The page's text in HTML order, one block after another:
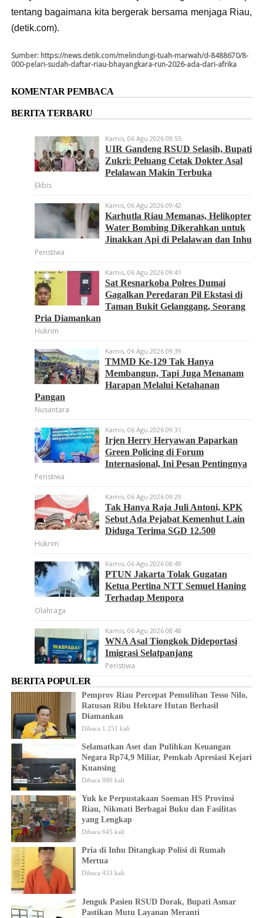
tentang bagaimana kita bergerak bersama menjaga Riau,
(detik.com).
Sumber: https://news.detik.com/melindungi-tuah-marwah/d-8488670/8-
000-pelari-sudah-daftar-riau-bhayangkara-run-2026-ada-dari-afrika
KOMENTAR PEMBACA
BERITA TERBARU
Kamis, 06 Agu 2026 09:55
UIR Gandeng RSUD Selasih, Bupati
Zukri: Peluang Cetak Dokter Asal
Pelalawan Makin Terbuka
Ekbis
Kamis, 06 Agu 2026 09:42
Karhutla Riau Memanas, Helikopter
Water Bombing Dikerahkan untuk
Jinakkan Api di Pelalawan dan Inhu
Peristiwa
Kamis, 06 Agu 2026 09:41
Sat Resnarkoba Polres Dumai
Gagalkan Peredaran Pil Ekstasi di
Taman Bukit Gelanggang, Seorang
Pria Diamankan
Hukrim
Kamis, 06 Agu 2026 09:39
TMMD Ke-129 Tak Hanya
Membangun, Tapi Juga Menanam
Harapan Melalui Ketahanan
Pangan
Nusantara
Kamis, 06 Agu 2026 09:31
Irjen Herry Heryawan Paparkan
Green Policing di Forum
Internasional, Ini Pesan Pentingnya
Peristiwa
Kamis, 06 Agu 2026 09:29
Tak Hanya Raja Juli Antoni, KPK
Sebut Ada Pejabat Kemenhut Lain
Diduga Terima SGD 12.500
Hukrim
Kamis, 06 Agu 2026 08:49
PTUN Jakarta Tolak Gugatan
Ketua Pertina NTT Semuel Haning
Terhadap Menpora
Olahraga
Kamis, 06 Agu 2026 08:48
WNA Asal Tiongkok Dideportasi
Imigrasi Selatpanjang
Peristiwa
BERITA POPULER
Pemprov Riau Percepat Pemulihan Tesso Nilo,
Ratusan Ribu Hektare Hutan Berhasil
Diamankan
Dibaca 1.251 kali
Selamatkan Aset dan Pulihkan Keuangan
Negara Rp74,9 Miliar, Pemkab Apresiasi Kejari
Kuansing
Dibaca 880 kali
Yuk ke Perpustakaan Soeman HS Provinsi
Riau, Nikmati Berbagai Buku dan Fasilitas
yang Lengkap
Dibaca 645 kali
Pria di Inhu Ditangkap Polisi di Rumah
Mertua
Dibaca 433 kali
Jenguk Pasien RSUD Dorak, Bupati Asmar
Pastikan Mutu Layanan Meranti